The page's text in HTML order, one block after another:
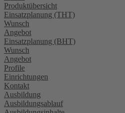
Produktübersicht
Einsatzplanung (THT)
Wunsch
Angebot
Einsatzplanung (BHT)
Wunsch
Angebot
Profile
Einrichtungen
Kontakt
Ausbildung
Ausbildungsablauf